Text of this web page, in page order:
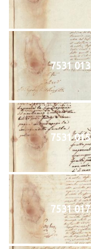
7531 013
7531 015
7531 017